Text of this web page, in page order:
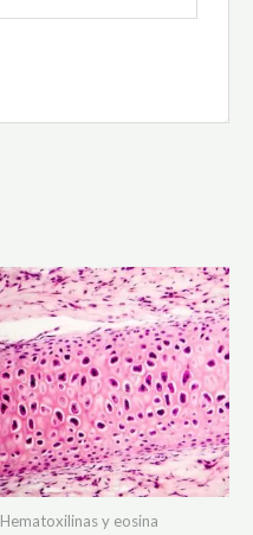
Hematoxilinas y eosina